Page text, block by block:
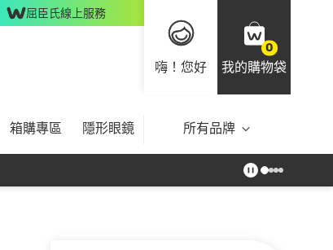
屈臣氏線上服務
嗨！您好
0
我的購物袋
箱購專區 隱形眼鏡 所有品牌